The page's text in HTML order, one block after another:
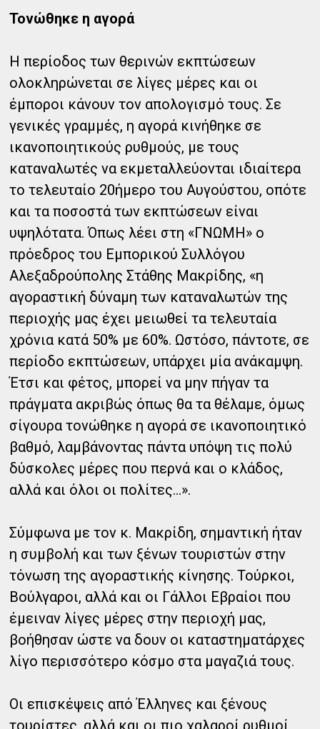
Τονώθηκε η αγορά
Η περίοδος των θερινών εκπτώσεων
ολοκληρώνεται σε λίγες μέρες και οι
έμποροι κάνουν τον απολογισμό τους. Σε
γενικές γραμμές, η αγορά κινήθηκε σε
ικανοποιητικούς ρυθμούς, με τους
καταναλωτές να εκμεταλλεύονται ιδιαίτερα
το τελευταίο 20ήμερο του Αυγούστου, οπότε
και τα ποσοστά των εκπτώσεων είναι
υψηλότατα. Όπως λέει στη «ΓΝΩΜΗ» ο
πρόεδρος του Εμπορικού Συλλόγου
Αλεξαδρούπολης Στάθης Μακρίδης, «η
αγοραστική δύναμη των καταναλωτών της
περιοχής μας έχει μειωθεί τα τελευταία
χρόνια κατά 50% με 60%. Ωστόσο, πάντοτε, σε
περίοδο εκπτώσεων, υπάρχει μία ανάκαμψη.
Έτσι και φέτος, μπορεί να μην πήγαν τα
πράγματα ακριβώς όπως θα τα θέλαμε, όμως
σίγουρα τονώθηκε η αγορά σε ικανοποιητικό
βαθμό, λαμβάνοντας πάντα υπόψη τις πολύ
δύσκολες μέρες που περνά και ο κλάδος,
αλλά και όλοι οι πολίτες…».
Σύμφωνα με τον κ. Μακρίδη, σημαντική ήταν
η συμβολή και των ξένων τουριστών στην
τόνωση της αγοραστικής κίνησης. Τούρκοι,
Βούλγαροι, αλλά και οι Γάλλοι Εβραίοι που
έμειναν λίγες μέρες στην περιοχή μας,
βοήθησαν ώστε να δουν οι καταστηματάρχες
λίγο περισσότερο κόσμο στα μαγαζιά τους.
Οι επισκέψεις από Έλληνες και ξένους
τουρίστες, αλλά και οι πιο χαλαροί ρυθμοί